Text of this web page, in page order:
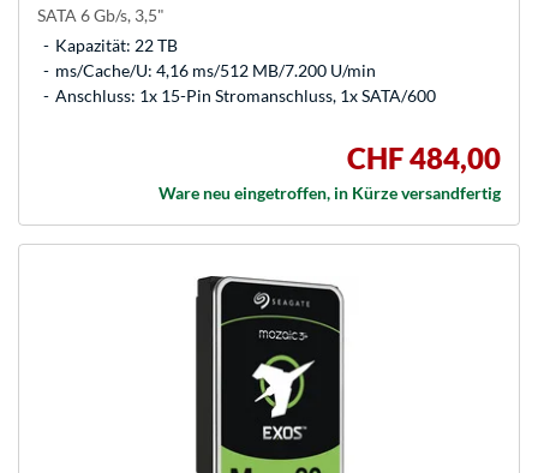
SATA 6 Gb/s, 3,5"
Kapazität: 22 TB
ms/Cache/U: 4,16 ms/512 MB/7.200 U/min
Anschluss: 1x 15-Pin Stromanschluss, 1x SATA/600
CHF 484,00
Ware neu eingetroffen, in Kürze versandfertig